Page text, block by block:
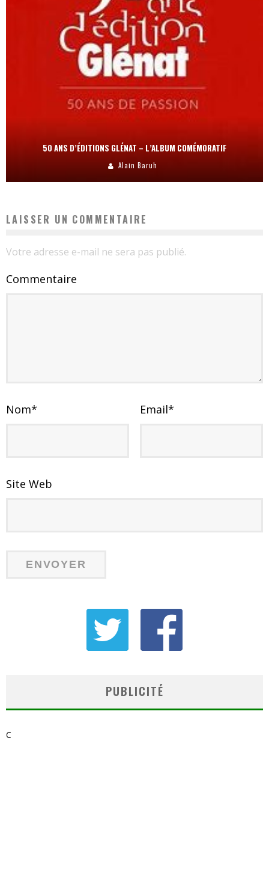
50 ANS D’ÉDITIONS GLÉNAT – L’ALBUM COMÉMORATIF
Alain Baruh
LAISSER UN COMMENTAIRE
Votre adresse e-mail ne sera pas publié.
Commentaire
Nom* Email*
Site Web
PUBLICITÉ
C